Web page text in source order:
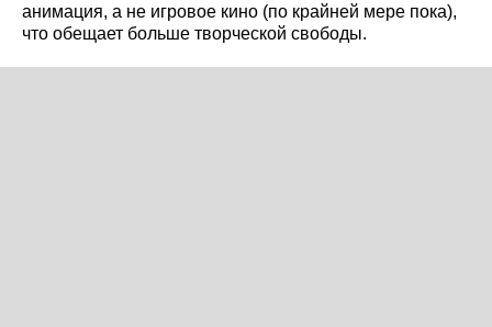
анимация, а не игровое кино (по крайней мере пока),
что обещает больше творческой свободы.